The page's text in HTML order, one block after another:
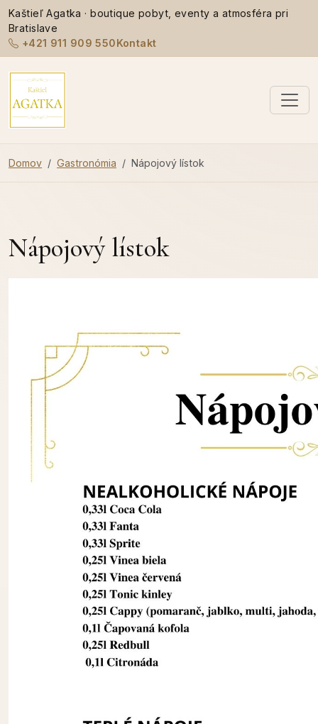
Kaštieľ Agatka · boutique pobyt, eventy a atmosféra pri
Bratislave
+421 911 909 550Kontakt
Domov Gastronómia Nápojový lístok
Nápojový lístok